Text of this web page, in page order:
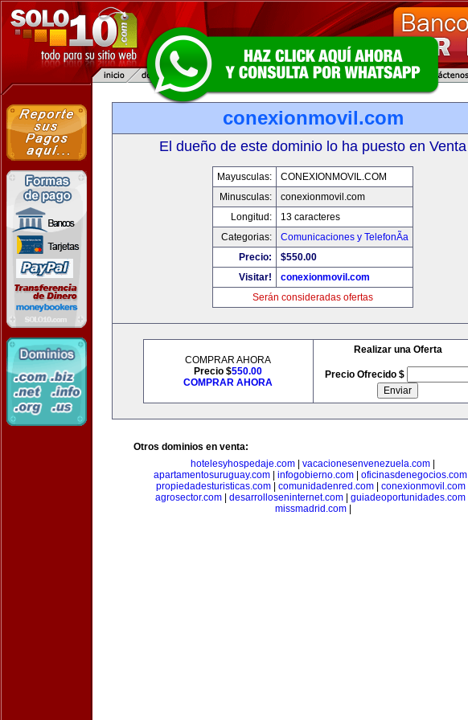
conexionmovil.com
El dueño de este dominio lo ha puesto en Venta
Mayusculas:
CONEXIONMOVIL.COM
Minusculas:
conexionmovil.com
Longitud:
13 caracteres
Categorias:
Comunicaciones y TelefonÃ­a
Precio:
$550.00
Visitar!
conexionmovil.com
Serán consideradas ofertas
COMPRAR AHORA
Precio $550.00
COMPRAR AHORA
Realizar una Oferta
Precio Ofrecido $
Otros dominios en venta:
hotelesyhospedaje.com
vacacionesenvenezuela.com
apartamentosuruguay.com
infogobierno.com oficinasdenegocios.com
propiedadesturisticas.com| comunidadenred.com| conexionmovil.com|
agrosector.com
desarrolloseninternet.com guiadeoportunidades.com
missmadrid.com|